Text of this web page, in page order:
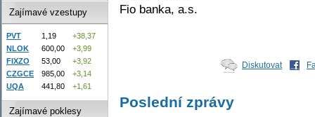
Fio banka, a.s.
Diskutovat
Poslední zprávy
Zajímavé vzestupy
PVT 1,19
+38,37
NLOK
600,00
+3,99
FIXZO
53,00
+3,92
CZGCE
985,00
+3,14
UQA
441,80 +1,61
Zajímavé poklesy